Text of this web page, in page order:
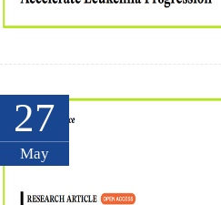
27
May